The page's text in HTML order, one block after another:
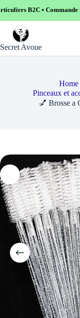
Commande facile et
content
Secret Avoue
Home
Pinceaux et
💅 Brosse a